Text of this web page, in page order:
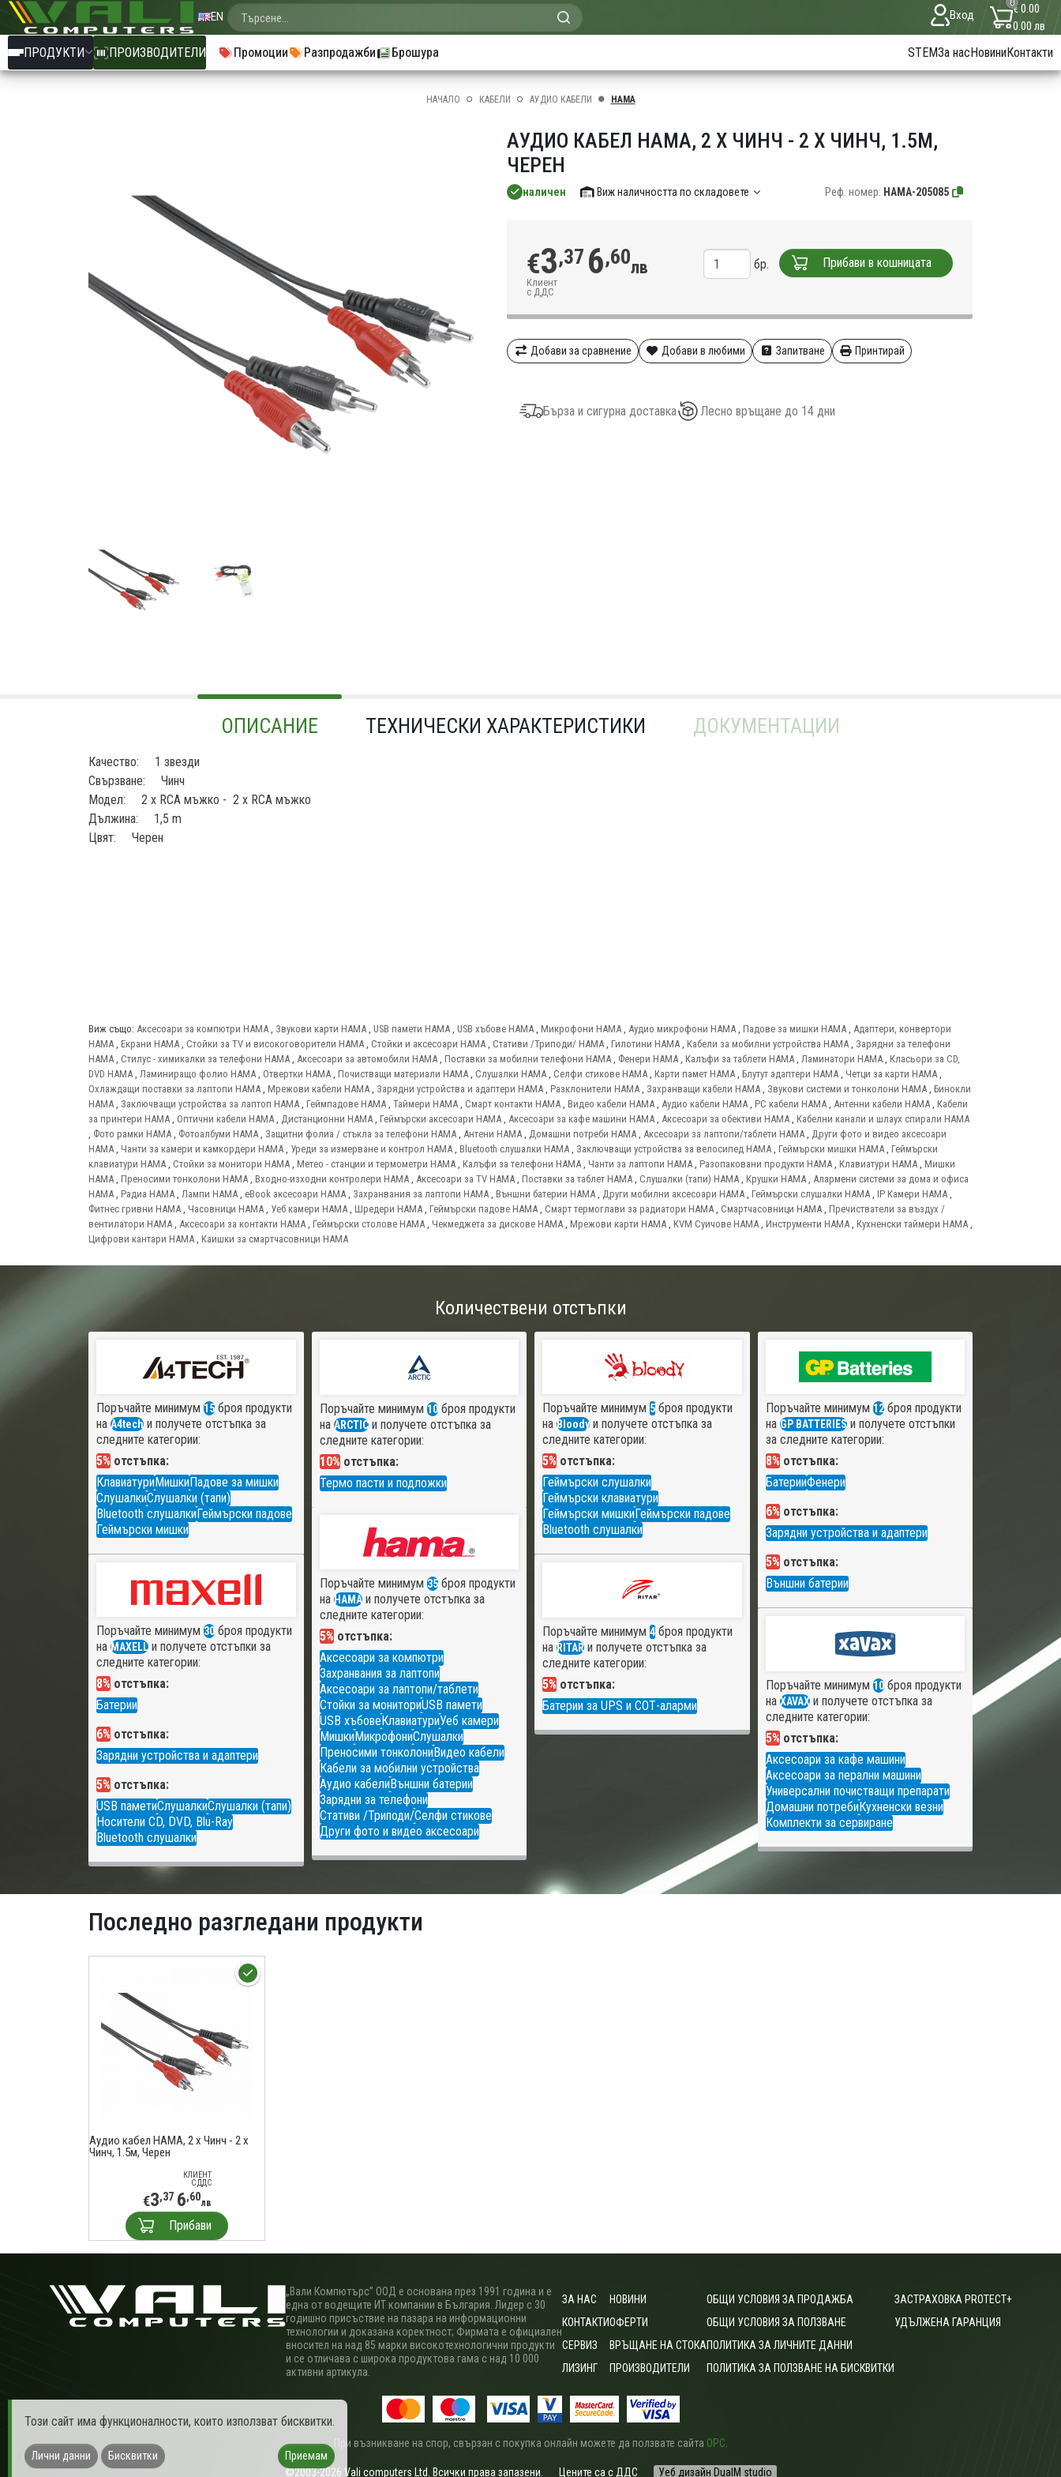
EN Вход
0€ 0.00
0.00 лв
ПРОДУКТИ ПРОИЗВОДИТЕЛИ Промоции Разпродажби Брошура STEMЗа насНовиниКонтакти
НАЧАЛО КАБЕЛИ АУДИО КАБЕЛИ HAMA
АУДИО КАБЕЛ HAMA, 2 X ЧИНЧ - 2 X ЧИНЧ, 1.5М,
ЧЕРЕН
наличен Виж наличността по складовете Реф. номер: HAMA-205085
€3,37 6,60лв
Клиент
с ДДС
бр. Прибави в кошницата
Добави за сравнение Добави в любими Запитване Принтирай
Бърза и сигурна доставка Лесно връщане до 14 дни
ОПИСАНИЕ ТЕХНИЧЕСКИ ХАРАКТЕРИСТИКИ ДОКУМЕНТАЦИИ
Качество: 1 звезди
Свързване: Чинч
Модел: 2 x RCA мъжко - 2 x RCA мъжко
Дължина: 1,5 m
Цвят: Черен
Виж също: Аксесоари за компютри HAMA Звукови карти HAMA USB памети HAMA USB хъбове HAMA Микрофони HAMA Аудио микрофони HAMA Падове за мишки HAMA
Адаптери, конвертори
HAMA
Екрани HAMA Стойки за TV и високоговорители HAMA Стойки и аксесоари HAMA Стативи /Триподи/ HAMA Гилотини HAMA Кабели за мобилни устройства HAMA
Зарядни за телефони
HAMA
Стилус - химикалки за телефони HAMA Аксесоари за автомобили HAMA Поставки за мобилни телефони HAMA Фенери HAMA Калъфи за таблети HAMA Ламинатори HAMA
Класьори за CD,
DVD HAMA
Ламиниращо фолио HAMA Отвертки HAMA Почистващи материали HAMA Слушалки HAMA Селфи стикове HAMA Карти памет HAMA Блутут адаптери HAMA Четци за карти HAMA
Охлаждащи поставки за лаптопи HAMA
Мрежови кабели HAMA Зарядни устройства и адаптери HAMA Разклонители HAMA Захранващи кабели HAMA Звукови системи и тонколони HAMA Бинокли
HAMA
Заключващи устройства за лаптоп HAMA Геймпадове HAMA Таймери HAMA Смарт контакти HAMA Видео кабели HAMA Аудио кабели HAMA PC кабели HAMA Антенни кабели HAMA
Кабели
за принтери HAMA
Оптични кабели HAMA Дистанционни HAMA Геймърски аксесоари HAMA Аксесоари за кафе машини HAMA Аксесоари за обективи HAMA
Кабелни канали и шлаух спирали HAMA
Фото рамки HAMA Фотоалбуми HAMA Защитни фолиа / стъкла за телефони HAMA Антени HAMA Домашни потреби HAMA Аксесоари за лаптопи/таблети HAMA
Други фото и видео аксесоари
HAMA
Чанти за камери и камкордери HAMA Уреди за измерване и контрол HAMA Bluetooth слушалки HAMA Заключващи устройства за велосипед HAMA Геймърски мишки HAMA
Геймърски
клавиатури HAMA
Стойки за монитори HAMA Метео - станции и термометри HAMA Калъфи за телефони HAMA Чанти за лаптопи HAMA Разопаковани продукти HAMA Клавиатури HAMA
Мишки
HAMA
Преносими тонколони HAMA Входно-изходни контролери HAMA Аксесоари за TV HAMA Поставки за таблет HAMA Слушалки (тапи) HAMA Крушки HAMA
Алармени системи за дома и офиса
HAMA
Радиа HAMA Лампи HAMA eBook аксесоари HAMA Захранвания за лаптопи HAMA Външни батерии HAMA Други мобилни аксесоари HAMA Геймърски слушалки HAMA IP Камери HAMA
Фитнес гривни HAMA
Часовници HAMA Уеб камери HAMA Шредери HAMA Геймърски падове HAMA Смарт термоглави за радиатори HAMA Смартчасовници HAMA
Пречистватели за въздух /
вентилатори HAMA
Аксесоари за контакти HAMA Геймърски столове HAMA Чекмеджета за дискове HAMA Мрежови карти HAMA KVM Суичове HAMA Инструменти HAMA Кухненски таймери HAMA
Цифрови кантари HAMA
Каишки за смартчасовници HAMA
Количествени отстъпки
Поръчайте минимум 15 броя продукти
на A4tech и получете отстъпка за
следните категории:
5% отстъпка:
КлавиатуриМишкиПадове за мишки
СлушалкиСлушалки (тапи)
Bluetooth слушалкиГеймърски падове
Геймърски мишки
Поръчайте минимум 10броя продукти
на ARCTICи получете отстъпка за
следните категории:
10% отстъпка:
Термо пасти и подложки
Поръчайте минимум 5 броя продукти
на Bloody и получете отстъпка за
следните категории:
5% отстъпка:
Геймърски слушалки
Геймърски клавиатури
Геймърски мишкиГеймърски падове
Bluetooth слушалки
Поръчайте минимум 12броя продукти
на GP BATTERIESи получете отстъпки
за следните категории:
8% отстъпка:
БатерииФенери
6% отстъпка:
Зарядни устройства и адаптери
5% отстъпка:
Външни батерии
Поръчайте минимум 35броя продукти
на HAMAи получете отстъпка за
следните категории:
5% отстъпка:
Аксесоари за компютри
Захранвания за лаптопи
Аксесоари за лаптопи/таблети
Стойки за мониториUSB памети
USB хъбовеКлавиатуриУеб камери
МишкиМикрофониСлушалки
Преносими тонколониВидео кабели
Кабели за мобилни устройства
Аудио кабелиВъншни батерии
Зарядни за телефони
Стативи /Триподи/Селфи стикове
Други фото и видео аксесоари
Поръчайте минимум 30 броя продукти
на MAXELL и получете отстъпки за
следните категории:
8% отстъпка:
Батерии
6% отстъпка:
Зарядни устройства и адаптери
5% отстъпка:
USB паметиСлушалкиСлушалки (тапи)
Носители CD, DVD, Blu-Ray
Bluetooth слушалки
Поръчайте минимум 4 броя продукти
на RITAR и получете отстъпка за
следните категории:
5% отстъпка:
Батерии за UPS и СОТ-аларми
Поръчайте минимум 10броя продукти
на XAVAXи получете отстъпка за
следните категории:
5% отстъпка:
Аксесоари за кафе машини
Аксесоари за перални машини
Универсални почистващи препарати
Домашни потребиКухненски везни
Комплекти за сервиране
Последно разгледани продукти
Аудио кабел HAMA, 2 x Чинч - 2 x
Чинч, 1.5м, Черен
КЛИЕНТ
С ДДС
€3,37 6,60лв
Прибави
„Вали Компютърс” ООД е основана през 1991 година и е
една от водещите ИТ компании в България. Лидер с 30
годишно присъствие на пазара на информационни
технологии и доказана коректност; Фирмата е официален
вносител на над 85 марки високотехнологични продукти
и се отличава с широка продуктова гама с над 10 000
активни артикула.
ЗА НАС
КОНТАКТИ
СЕРВИЗ
ЛИЗИНГ
НОВИНИ
ОФЕРТИ
ВРЪЩАНЕ НА СТОКА
ПРОИЗВОДИТЕЛИ
ОБЩИ УСЛОВИЯ ЗА ПРОДАЖБА
ОБЩИ УСЛОВИЯ ЗА ПОЛЗВАНЕ
ПОЛИТИКА ЗА ЛИЧНИТЕ ДАННИ
ПОЛИТИКА ЗА ПОЛЗВАНЕ НА БИСКВИТКИ
ЗАСТРАХОВКА PROTECT+
УДЪЛЖЕНА ГАРАНЦИЯ
При възникване на спор, свързан с покупка онлайн можете да ползвате сайта ОРС
©2003-2026 Vali computers Ltd. Всички права запазени. Цените са с ДДС Уеб дизайн DualM studio
Този сайт има функционалности, които използват бисквитки.
Лични данни Бисквитки Приемам